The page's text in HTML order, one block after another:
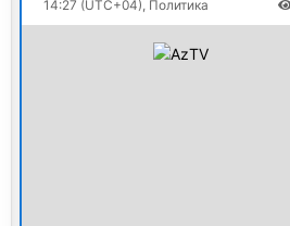
14:27 (UTC+04), Политика